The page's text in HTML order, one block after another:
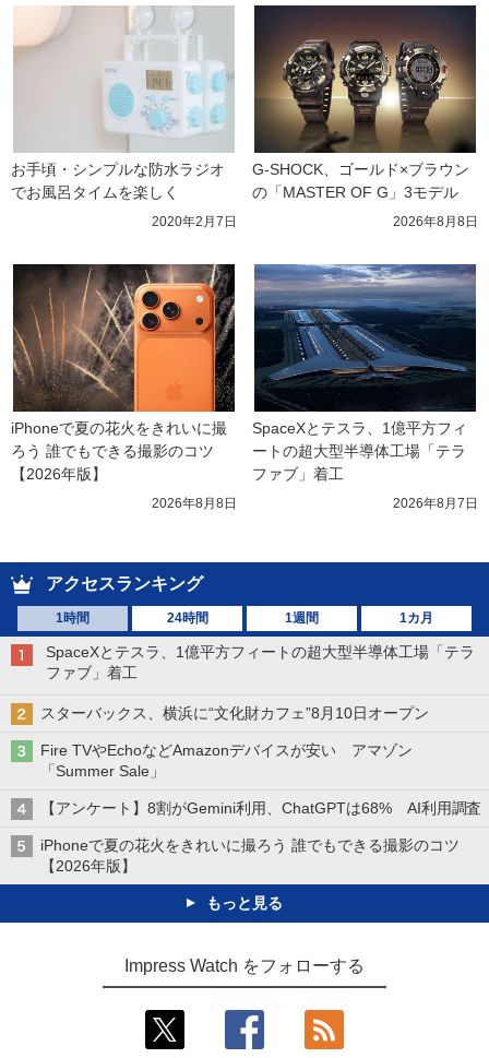
お手頃・シンプルな防水ラジオ
でお風呂タイムを楽しく
2020年2月7日
G-SHOCK、ゴールド×ブラウン
の「MASTER OF G」3モデル
2026年8月8日
iPhoneで夏の花火をきれいに撮
ろう 誰でもできる撮影のコツ
【2026年版】
2026年8月8日
SpaceXとテスラ、1億平方フィ
ートの超大型半導体工場「テラ
ファブ」着工
2026年8月7日
アクセスランキング
1時間 24時間 1週間 1カ月
SpaceXとテスラ、1億平方フィートの超大型半導体工場「テラ
ファブ」着工
スターバックス、横浜に“文化財カフェ”8月10日オープン
Fire TVやEchoなどAmazonデバイスが安い アマゾン
「Summer Sale」
【アンケート】8割がGemini利用、ChatGPTは68% AI利用調査
iPhoneで夏の花火をきれいに撮ろう 誰でもできる撮影のコツ
【2026年版】
もっと見る
Impress Watch をフォローする